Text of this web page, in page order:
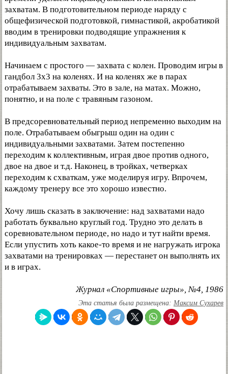
захватам. В подготовительном периоде наряду с
общефизической подготовкой, гимнастикой, акробатикой
вводим в тренировки подводящие упражнения к
индивидуальным захватам.
Начинаем с простого — захвата с колен. Проводим игры в
гандбол 3x3 на коленях. И на коленях же в парах
отрабатываем захваты. Это в зале, на матах. Можно,
понятно, и на поле с травяным газоном.
В предсоревновательный период непременно выходим на
поле. Отрабатываем обыгрыш один на один с
индивидуальными захватами. Затем постепенно
переходим к коллективным, играя двое против одного,
двое на двое и т.д. Наконец, в тройках, четверках
переходим к схваткам, уже моделируя игру. Впрочем,
каждому тренеру все это хорошо известно.
Хочу лишь сказать в заключение: над захватами надо
работать буквально круглый год. Трудно это делать в
соревновательном периоде, но надо и тут найти время.
Если упустить хоть какое-то время и не нагружать игрока
захватами на тренировках — перестанет он выполнять их
и в играх.
Журнал «Спортивные игры», №4, 1986
Эта статья была размещена: Максим Сухарев